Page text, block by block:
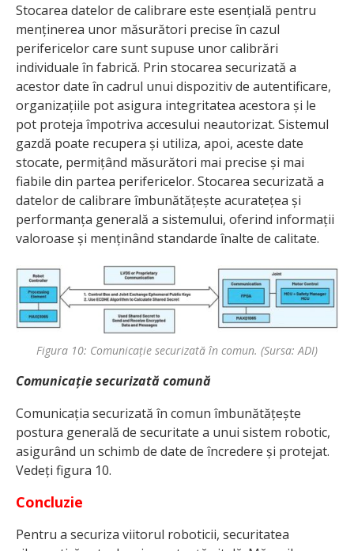
Stocarea datelor de calibrare este esențială pentru
menținerea unor măsurători precise în cazul
perifericelor care sunt supuse unor calibrări
individuale în fabrică. Prin stocarea securizată a
acestor date în cadrul unui dispozitiv de autentificare,
organizațiile pot asigura integritatea acestora și le
pot proteja împotriva accesului neautorizat. Sistemul
gazdă poate recupera și utiliza, apoi, aceste date
stocate, permițând măsurători mai precise și mai
fiabile din partea perifericelor. Stocarea securizată a
datelor de calibrare îmbunătățește acuratețea și
performanța generală a sistemului, oferind informații
valoroase și menținând standarde înalte de calitate.
Figura 10: Comunicație securizată în comun. (Sursa: ADI)
Comunicație securizată comună
Comunicația securizată în comun îmbunătățește
postura generală de securitate a unui sistem robotic,
asigurând un schimb de date de încredere și protejat.
Vedeți figura 10.
Concluzie
Pentru a securiza viitorul roboticii, securitatea